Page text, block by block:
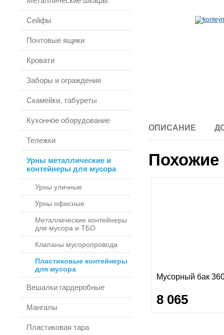
Сейфы
Почтовые ящики
Кровати
Заборы и ограждения
Скамейки, табуреты
Кухонное оборудование
Тележки
Урны металлические и
контейнеры для мусора
Урны уличные
Урны офисные
Металлические контейнеры
для мусора и ТБО
Клапаны мусоропровода
Пластиковые контейнеры
для мусора
Вешалки гардеробные
Мангалы
Пластиковая тара
ОПИСАНИЕ
Мусорный бак
8 065